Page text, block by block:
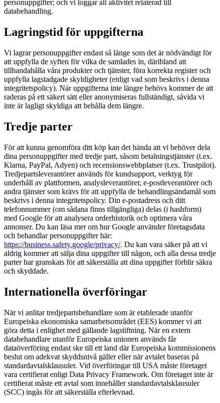
personuppgifter; och vi loggar all aktivitet relaterad till
databehandling.
Lagringstid för uppgifterna
Vi lagrar personuppgifter endast så länge som det är nödvändigt för
att uppfylla de syften för vilka de samlades in, däribland att
tillhandahålla våra produkter och tjänster, föra korrekta register och
uppfylla lagstadgade skyldigheter (enligt vad som beskrivs i denna
integritetspolicy). När uppgifterna inte längre behövs kommer de att
raderas på ett säkert sätt eller anonymiseras fullständigt, såvida vi
inte är lagligt skyldiga att behålla dem längre.
Tredje parter
För att kunna genomföra ditt köp kan det hända att vi behöver dela
dina personuppgifter med tredje part, såsom betalningstjänster (t.ex.
Klarna, PayPal, Adyen) och recensionswebbplatser (t.ex. Trustpilot).
Tredjepartsleverantörer används för kundsupport, verktyg för
underhåll av plattformen, analysleverantörer, e-postleverantörer och
andra tjänster som krävs för att uppfylla de behandlingsändamål som
beskrivs i denna integritetspolicy. Din e-postadress och ditt
telefonnummer (om sådana finns tillgängliga) delas (i hashform)
med Google för att analysera orderhistorik och optimera våra
annonser. Du kan läsa mer om hur Google använder företagsdata
och behandlar personuppgifter här:
https://business.safety.google/privacy/. Du kan vara säker på att vi
aldrig kommer att sälja dina uppgifter till någon, och alla dessa tredje
parter har granskats för att säkerställa att dina uppgifter förblir säkra
och skyddade.
Internationella överföringar
När vi anlitar tredjepartsbehandlare som är etablerade utanför
Europeiska ekonomiska samarbetsområdet (EES) kommer vi att
göra detta i enlighet med gällande lagstiftning. När en extern
databehandlare utanför Europeiska unionen används får
dataöverföring endast ske till ett land där Europeiska kommissionens
beslut om adekvat skyddsnivå gäller eller när avtalet baseras på
standardavtalsklausuler. Vid överföringar till USA måste företaget
vara certifierat enligt Data Privacy Framework. Om företaget inte är
certifierat måste ett avtal som innehåller standardavtalsklausuler
(SCC) ingås för att säkerställa efterlevnad.